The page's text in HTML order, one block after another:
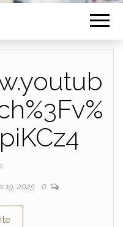
19, 2025 0